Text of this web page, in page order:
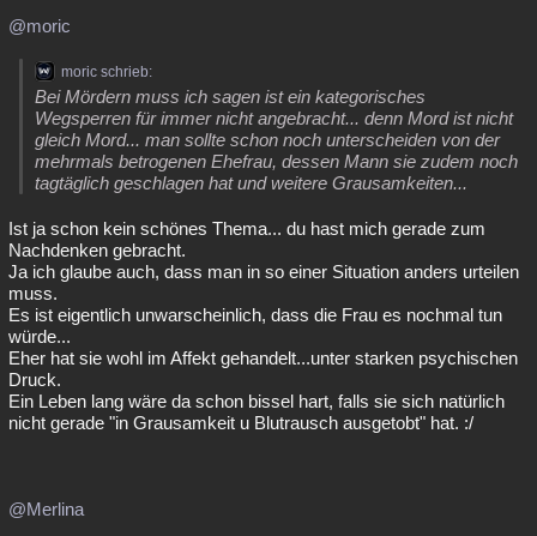
@moric
moric schrieb:
Bei Mördern muss ich sagen ist ein kategorisches
Wegsperren für immer nicht angebracht... denn Mord ist nicht
gleich Mord... man sollte schon noch unterscheiden von der
mehrmals betrogenen Ehefrau, dessen Mann sie zudem noch
tagtäglich geschlagen hat und weitere Grausamkeiten...
Ist ja schon kein schönes Thema... du hast mich gerade zum
Nachdenken gebracht.
Ja ich glaube auch, dass man in so einer Situation anders urteilen
muss.
Es ist eigentlich unwarscheinlich, dass die Frau es nochmal tun
würde...
Eher hat sie wohl im Affekt gehandelt...unter starken psychischen
Druck.
Ein Leben lang wäre da schon bissel hart, falls sie sich natürlich
nicht gerade "in Grausamkeit u Blutrausch ausgetobt" hat. :/
@Merlina